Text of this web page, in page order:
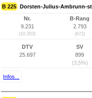
B 225 Dorsten-Julius-Ambrunn-
Nr.
9.231
(10.353)
B-Rang
2.793
(672)
DTV
25.697
SV
899
(3,5%)
Infos...